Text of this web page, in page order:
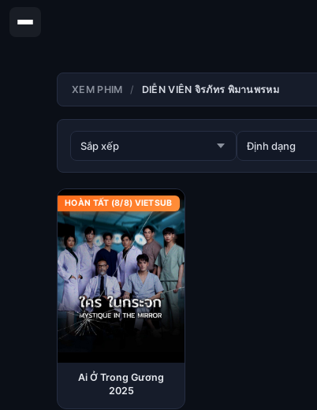
XEM PHIM DIỄN VIÊN จิรภัทร พิมานพรหม
HOÀN TẤT (8/8) VIETSUB
Ai Ở Trong Gương
2025